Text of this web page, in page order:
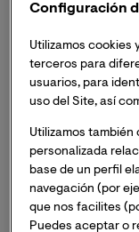
sesión.
El objetivo de la
conseguir que
mismas
trato y las
lo largo de los
igualdad de
quedan
Configuración
Utilizamos cookies
terceros para
usuarios, para
uso del Site, así
Utilizamos
personalizada
base de un perfil
navegación (por
que nos facilites
Puedes aceptar o